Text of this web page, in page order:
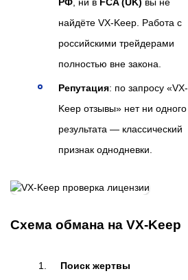
найдёте VX-Keep. Работа с
российскими трейдерами
полностью вне закона.
Репутация: по запросу «VX-
Keep отзывы» нет ни одного
результата — классический
признак однодневки.
Схема обмана на VX-Keep
Поиск жертвы